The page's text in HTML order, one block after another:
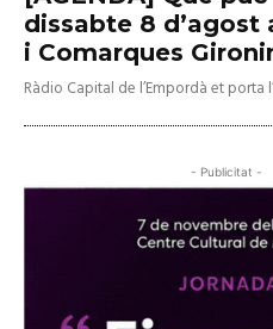
dissabte 8 d’agost
i Comarques
Ràdio Capital de l’Empordà et porta
- Publicitat -